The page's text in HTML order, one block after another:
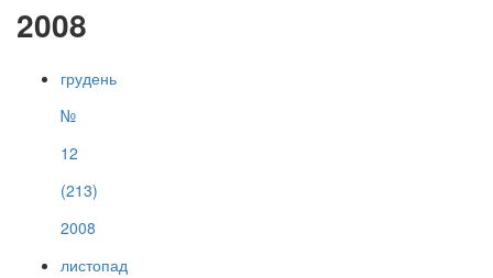
2008
грудень
№
12
(213)
2008
листопад